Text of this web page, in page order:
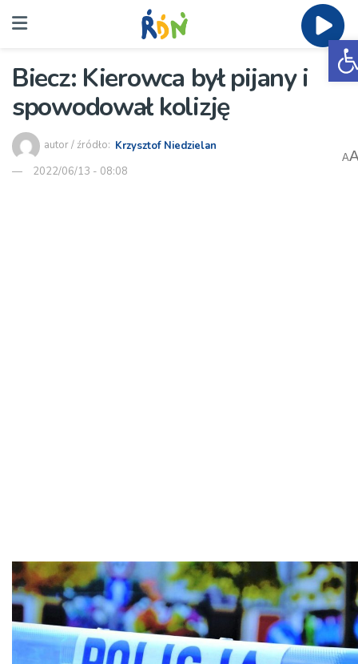
Biecz: Kierowca był pijany i
spowodował kolizję
autor / źródło: Krzysztof Niedzielan
2022/06/13 - 08:08
A